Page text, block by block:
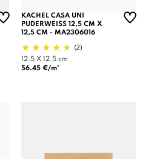
KACHEL CASA UNI
PUDERWEISS 12,5 CM X
12,5 CM - MA2306016
(2)
12.5 X 12.5 cm
56.45 €/m²